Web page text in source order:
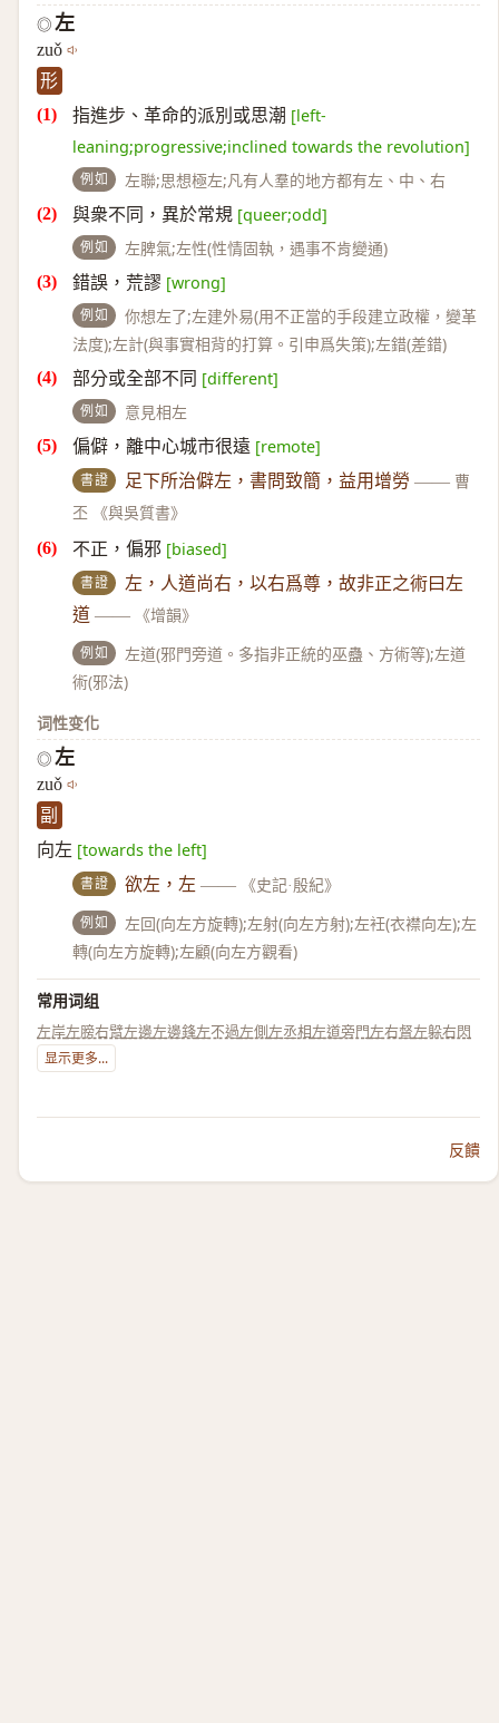
◎ 左
zuǒ
形
指進步、革命的派別或思潮 [left-
leaning;progressive;inclined towards the revolution]
例如 左聯;思想極左;凡有人羣的地方都有左、中、右
與衆不同，異於常規 [queer;odd]
例如 左脾氣;左性(性情固執，遇事不肯變通)
錯誤，荒謬 [wrong]
例如
你想左了;左建外易(用不正當的手段建立政權，變革
法度);左計(與事實相背的打算。引申爲失策);左錯(差錯)
部分或全部不同 [different]
例如 意見相左
偏僻，離中心城市很遠 [remote]
書證 足下所治僻左，書問致簡，益用增勞 —— 曹
丕 《與吳質書》
不正，偏邪 [biased]
書證
左，人道尚右，以右爲尊，故非正之術曰左
道 —— 《增韻》
例如
左道(邪門旁道。多指非正統的巫蠱、方術等);左道
術(邪法)
词性变化
◎ 左
zuǒ
副
向左 [towards the left]
書證 欲左，左 —— 《史記·殷紀》
例如
左回(向左方旋轉);左射(向左方射);左衽(衣襟向左);左
轉(向左方旋轉);左顧(向左方觀看)
常用词组
左岸左膀右臂左邊左邊鋒左不過左側左丞相左道旁門左右督左躲右閃
显示更多...
反饋